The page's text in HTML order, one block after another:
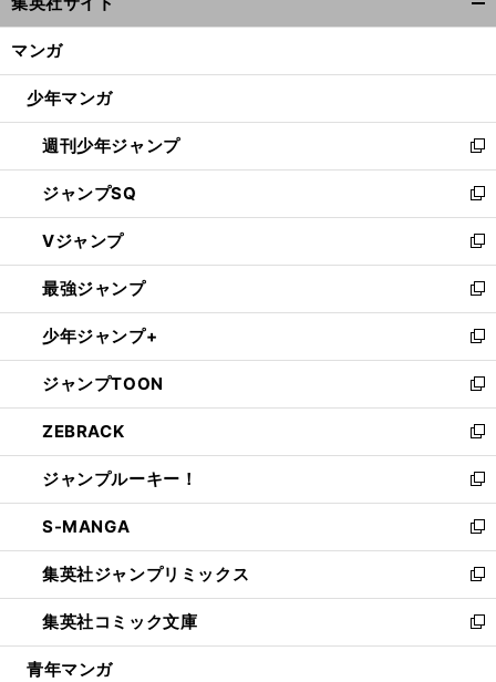
ィ
ン
ウ
開
く
マンガ
少年マンガ
週刊少年ジャンプ
新
し
い
ウ
ィ
ン
ド
ウ
で
開
く
ジャンプSQ
新
し
い
ウ
ィ
ン
ド
ウ
で
開
く
Vジャンプ
新
し
い
ウ
ィ
ン
ド
ウ
で
開
く
最強ジャンプ
新
し
い
ウ
ィ
ン
ド
ウ
で
開
く
少年ジャンプ+
新
し
い
ウ
ィ
ン
ド
ウ
で
開
く
ジャンプTOON
新
し
い
ウ
ィ
ン
ド
ウ
で
開
く
ZEBRACK
新
し
い
ウ
ィ
ン
ド
ウ
で
開
ジャンプルーキー！
新
し
い
ウ
ィ
ン
ド
ウ
S-MANGA
新
し
い
ウ
ィ
ン
集英社ジャンプリミックス
新
し
い
ウ
集英社コミック文庫
新
し
青年マンガ